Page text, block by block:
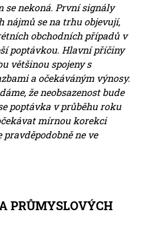
se nekoná. První signály
nájmů se na trhu objevují,
obchodních případů v
poptávkou. Hlavní příčiny
většinou spojeny s
a očekáváným výnosy.
že neobsazenost bude
poptávka v průběhu roku
mírnou korekci
ne ve
PRŮMYSLOVÝCH